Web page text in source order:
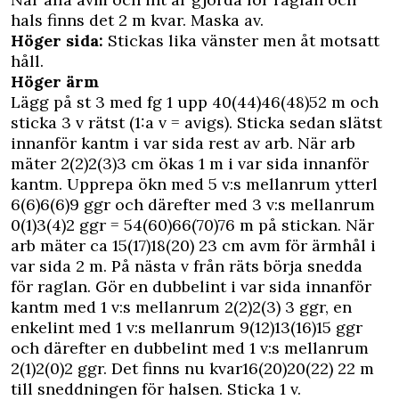
hals finns det 2 m kvar. Maska av.
Höger sida: Stickas lika vänster men åt motsatt
håll.
Höger ärm
Lägg på st 3 med fg 1 upp 40(44)46(48)52 m och
sticka 3 v rätst (1:a v = avigs). Sticka sedan slätst
innanför kantm i var sida rest av arb. När arb
mäter 2(2)2(3)3 cm ökas 1 m i var sida innanför
kantm. Upprepa ökn med 5 v:s mellanrum ytterl
6(6)6(6)9 ggr och därefter med 3 v:s mellanrum
0(1)3(4)2 ggr = 54(60)66(70)76 m på stickan. När
arb mäter ca 15(17)18(20) 23 cm avm för ärmhål i
var sida 2 m. På nästa v från räts börja snedda
för raglan. Gör en dubbelint i var sida innanför
kantm med 1 v:s mellanrum 2(2)2(3) 3 ggr, en
enkelint med 1 v:s mellanrum 9(12)13(16)15 ggr
och därefter en dubbelint med 1 v:s mellanrum
2(1)2(0)2 ggr. Det finns nu kvar16(20)20(22) 22 m
till sneddningen för halsen. Sticka 1 v.